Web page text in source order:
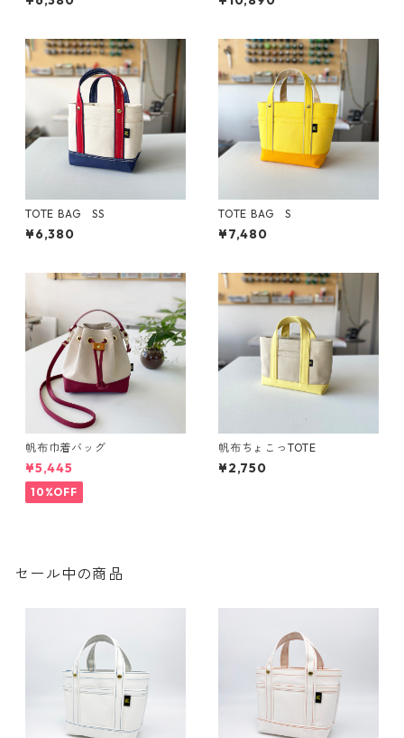
TOTE BAG SS
¥6,380
TOTE BAG S
¥7,480
帆布巾着バッグ
¥5,445
10%OFF
帆布ちょこっTOTE
¥2,750
セール中の商品